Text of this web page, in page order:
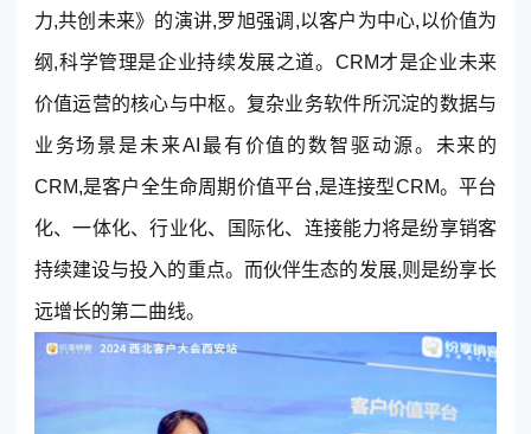
购买咨询 售后服务
© 2013-2023 scrm.com All Rights Reserved
力,共创未来》的演讲,罗旭强调,以客户为中心,以价值为
纲,科学管理是企业持续发展之道。 CRM才是企业未来
价值运营的核心与中枢。复杂业务软件所沉淀的数据与
业务场景 是未来AI最有价值的数智驱动源。未来的
CRM,是客户全生命周期价值平台,是连接型CRM。平台
化、一体化、行业化、国际化、连接能力将是纷享销客
持续建设与投入的重点。而伙伴生态的发展,则是纷享长
远增长的第二曲线。